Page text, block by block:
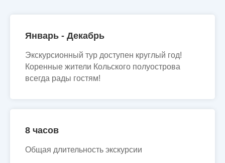
Январь - Декабрь
Экскурсионный тур доступен круглый год!
Коренные жители Кольского полуострова
всегда рады гостям!
8 часов
Общая длительность экскурсии